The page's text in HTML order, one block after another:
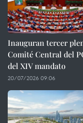
Inauguran tercer
Comité Central del
del XIV mandato
20/07/2026 09:06